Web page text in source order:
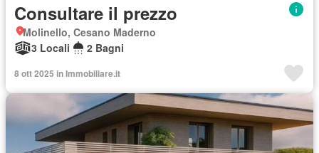
Consultare il prezzo
Molinello, Cesano Maderno
3 Locali
2 Bagni
8 ott 2025 in Immobiliare.it